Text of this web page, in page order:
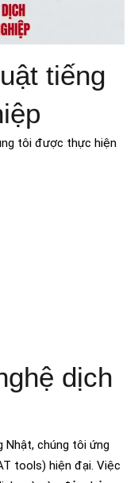
tiếng
tôi được thực hiện
dịch
Nhật, chúng tôi ứng
tools) hiện đại. Việc